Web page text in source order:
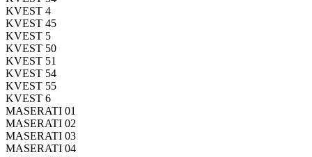
KVEST 4
KVEST 45
KVEST 5
KVEST 50
KVEST 51
KVEST 54
KVEST 55
KVEST 6
MASERATI 01
MASERATI 02
MASERATI 03
MASERATI 04